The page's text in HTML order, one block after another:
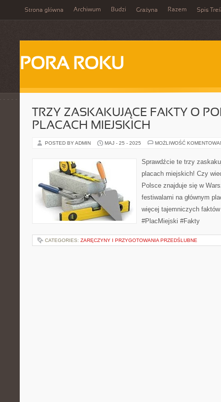
Strona główna Archiwum Budzi Grażyna Razem Spis
PORA ROKU
TRZY ZASKAKUJĄCE FAKTY O
PLACACH MIEJSKICH
POSTED BY ADMIN MAJ - 25 - 2025 MOŻLIWOŚĆ
Sprawdźcie te trzy
placach miejskich! Czy
Polsce znajduje się w
festiwalami na głównym
więcej tajemniczych
#PlacMiejski #Fakty
CATEGORIES: ZARĘCZYNY I PRZYGOTOWANIA PRZEDŚLUBNE